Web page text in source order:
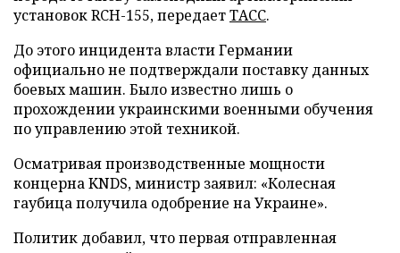
установок RCH-155, передаетТАСС.
До этого инцидента власти Германии
официально не подтверждали поставку данных
боевых машин. Было известно лишь о
прохождении украинскими военными обучения
по управлению этой техникой.
Осматривая производственные мощности
концерна KNDS, министр заявил: «Колесная
гаубица получила одобрение на Украине».
Политик добавил, что первая отправленная